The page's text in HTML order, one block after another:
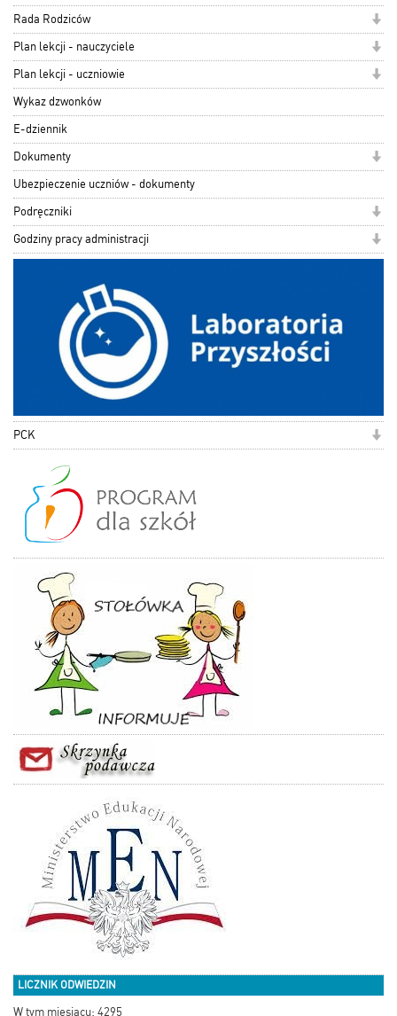
Rada Rodziców
Plan lekcji - nauczyciele
Plan lekcji - uczniowie
Wykaz dzwonków
E-dziennik
Dokumenty
Ubezpieczenie uczniów - dokumenty
Podręczniki
Godziny pracy administracji
PCK
LICZNIK ODWIEDZIN
W tym miesiącu: 4295